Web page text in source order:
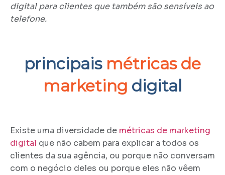
digital para clientes que também são sensíveis ao
telefone.
principais métricas de
marketing digital
Existe uma diversidade de métricas de marketing
digital que não cabem para explicar a todos os
clientes da sua agência, ou porque não conversam
com o negócio deles ou porque eles não vêem